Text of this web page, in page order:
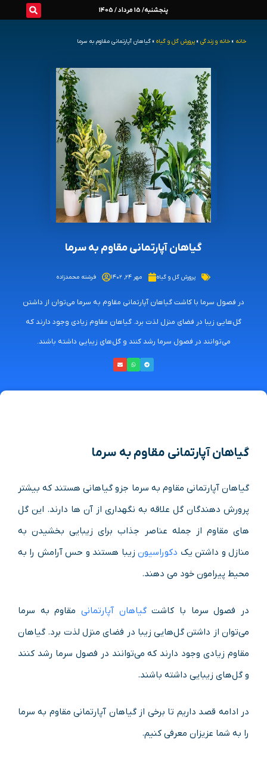
پنجشنبه/ 15 مرداد / 1405
خانه » خانه و زندگی » پرورش گل و گیاه » گیاهان آپارتمانی مقاوم به سرما
گیاهان آپارتمانی مقاوم به سرما
پرورش گل و گیاه مهر ۲۴, ۱۴۰۲ فرشته محمدزاده
در فصول سرما با کاشت گیاهان آپارتمانی مقاوم به سرما می‌توان از داشتن
گل‌هایی زیبا در فضای منزل لذت برد. گیاهان مقاوم زیادی وجود دارند که
می‌توانند در فصول سرما رشد کنند و گل‌های زیبایی داشته باشند.
گیاهان آپارتمانی مقاوم به سرما
گیاهان آپارتمانی مقاوم به سرما جزو گیاهانی هستند که بیشتر
پرورش دهندگان گل علاقه به نگهداری از آن ها دارند. این گل
های مقاوم از جمله عناصر جذاب برای زیبایی بخشیدن به
منازل و داشتن یک دکوراسیونزیبا هستند و حس آرامش را به
محیط پیرامون خود می دهند.
در فصول سرما با کاشتگیاهان آپارتمانی مقاوم به سرما
می‌توان از داشتن گل‌هایی زیبا در فضای منزل لذت برد. گیاهان
مقاوم زیادی وجود دارند که می‌توانند در فصول سرما رشد کنند
و گل‌های زیبایی داشته باشند.
در ادامه قصد داریم تا برخی از گیاهان آپارتمانی مقاوم به سرما
را به شما عزیزان معرفی کنیم.